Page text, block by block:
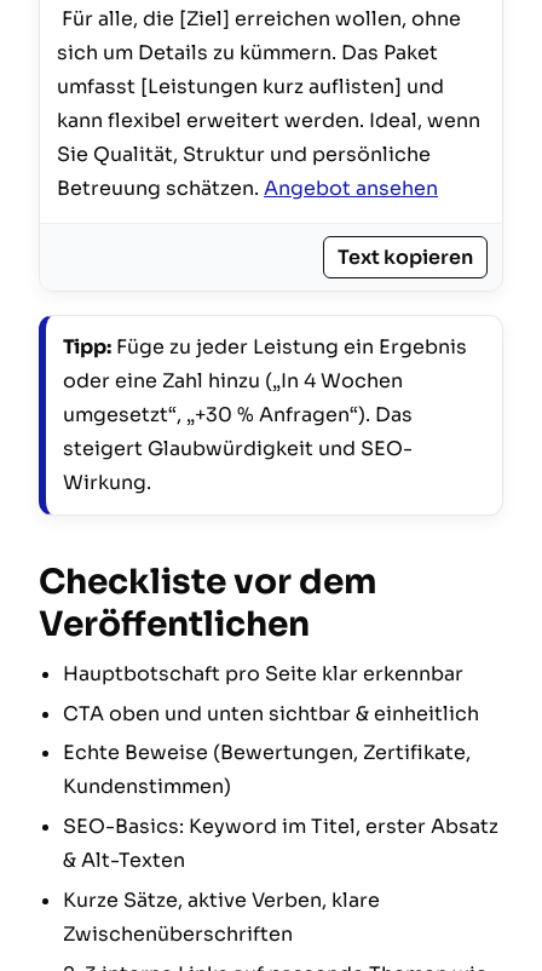
sich um Details zu kümmern. Das Paket
umfasst [Leistungen kurz auflisten] und
kann flexibel erweitert werden. Ideal, wenn
Sie Qualität, Struktur und persönliche
Betreuung schätzen. Angebot ansehen
Text kopieren
Tipp: Füge zu jeder Leistung ein Ergebnis
oder eine Zahl hinzu („In 4 Wochen
umgesetzt“, „+30 % Anfragen“). Das
steigert Glaubwürdigkeit und SEO-
Wirkung.
Checkliste vor dem
Veröffentlichen
Hauptbotschaft pro Seite klar erkennbar
CTA oben und unten sichtbar & einheitlich
Echte Beweise (Bewertungen, Zertifikate,
Kundenstimmen)
SEO-Basics: Keyword im Titel, erster Absatz
& Alt-Texten
Kurze Sätze, aktive Verben, klare
Zwischenüberschriften